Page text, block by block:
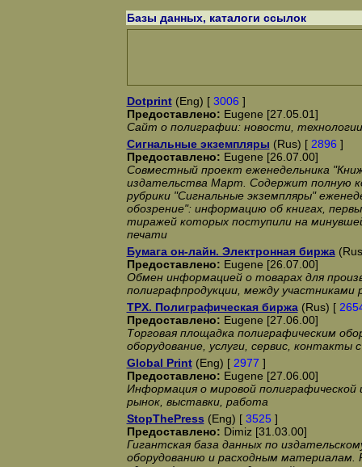
Базы данных, каталоги ссылок
Dotprint(Eng) [ 3006 ]
Предоставлено: Eugene [27.05.01]
Сайт о полиграфии: новости,
Сигнальные экземпляры (Rus) [ 2896 ]
Предоставлено: Eugene [26.07.00]
Совместный проект еженедельника
издательства Март. Содержит полную
рубрики "Сигнальные экземпляры"
обозрение": информацию об книгах,
тиражей которых поступили на
печати
Бумага он-лайн. Электронная биржа
Предоставлено: Eugene [26.07.00]
Обмен информацией о товарах для
полиграфпродукции, между участниками
TPX. Полиграфическая биржа(Rus) [
Предоставлено: Eugene [27.06.00]
Торговая площадка полиграфическим
оборудование, услуги, сервис, контакты
Global Print(Eng) [ 2977 ]
Предоставлено: Eugene [27.06.00]
Информация о мировой полиграфической
рынок, выставки, работа
StopThePress (Eng) [ 3525 ]
Предоставлено: Dimiz [31.03.00]
Гигантская база данных по
оборудованию и расходным материалам.